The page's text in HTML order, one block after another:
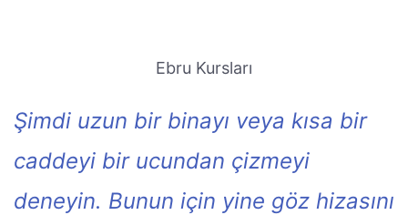
Ebru Kursları
Şimdi uzun bir binayı veya kısa bir
caddeyi bir ucundan çizmeyi
deneyin. Bunun için yine göz hizasını